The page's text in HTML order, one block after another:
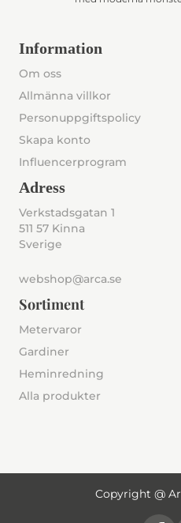
Information
Om oss
Allmänna villkor
Personuppgiftspolicy
Skapa konto
Influencerprogram
Adress
Verkstadsgatan 1
511 57 Kinna
Sverige
webshop@arca.se
Sortiment
Metervaror
Gardiner
Heminredning
Alla produkter
Copyright @